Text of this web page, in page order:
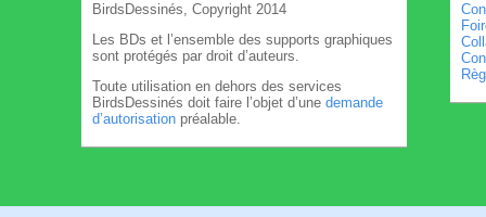
BirdsDessinés, Copyright 2014
Les BDs et l’ensemble des supports graphiques
sont protégés par droit d’auteurs.
Toute utilisation en dehors des services
BirdsDessinés doit faire l’objet d’une demande
d’autorisation préalable.